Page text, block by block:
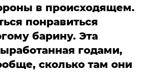
в происходящем.
понравиться
барину. Эта
годами,
сколько там они